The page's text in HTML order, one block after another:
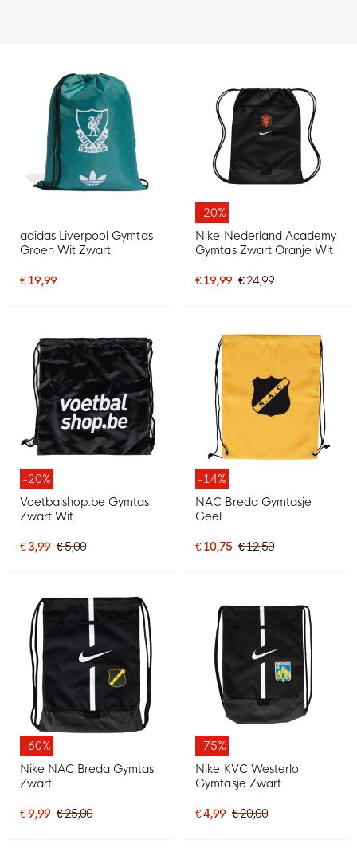
adidas Liverpool Gymtas
Groen Wit Zwart
€ 19,99
-20%
Nike Nederland Academy
Gymtas Zwart Oranje Wit
€ 19,99 € 24,99
-20%
Voetbalshop.be Gymtas
Zwart Wit
€ 3,99 € 5,00
-14%
NAC Breda Gymtasje
Geel
€ 10,75 € 12,50
-60%
Nike NAC Breda Gymtas
Zwart
€ 9,99 € 25,00
-75%
Nike KVC Westerlo
Gymtasje Zwart
€ 4,99 € 20,00